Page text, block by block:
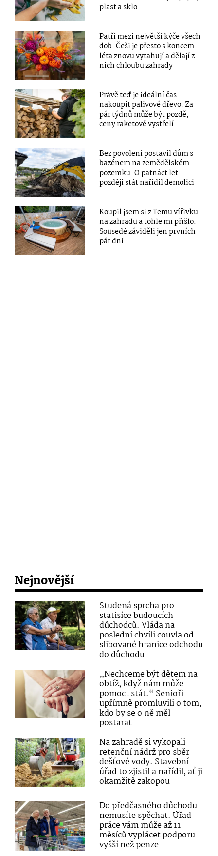
plast a sklo
Patří mezi největší kýče všech
dob. Češi je přesto s koncem
léta znovu vytahují a dělají z
nich chloubu zahrady
Právě teď je ideální čas
nakoupit palivové dřevo. Za
pár týdnů může být pozdě,
ceny raketově vystřelí
Bez povolení postavil dům s
bazénem na zemědělském
pozemku. O patnáct let
později stát nařídil demolici
Koupil jsem si z Temu vířivku
na zahradu a tohle mi přišlo.
Sousedé záviděli jen prvních
pár dní
Nejnovější
Studená sprcha pro
statisíce budoucích
důchodců. Vláda na
poslední chvíli couvla od
slibované hranice odchodu
do důchodu
„Nechceme být dětem na
obtíž, když nám může
pomoct stát.“ Senioři
upřímně promluvili o tom,
kdo by se o ně měl
postarat
Na zahradě si vykopali
retenční nádrž pro sběr
dešťové vody. Stavební
úřad to zjistil a nařídil, ať ji
okamžitě zakopou
Do předčasného důchodu
nemusíte spěchat. Úřad
práce vám může až 11
měsíců vyplácet podporu
vyšší než penze